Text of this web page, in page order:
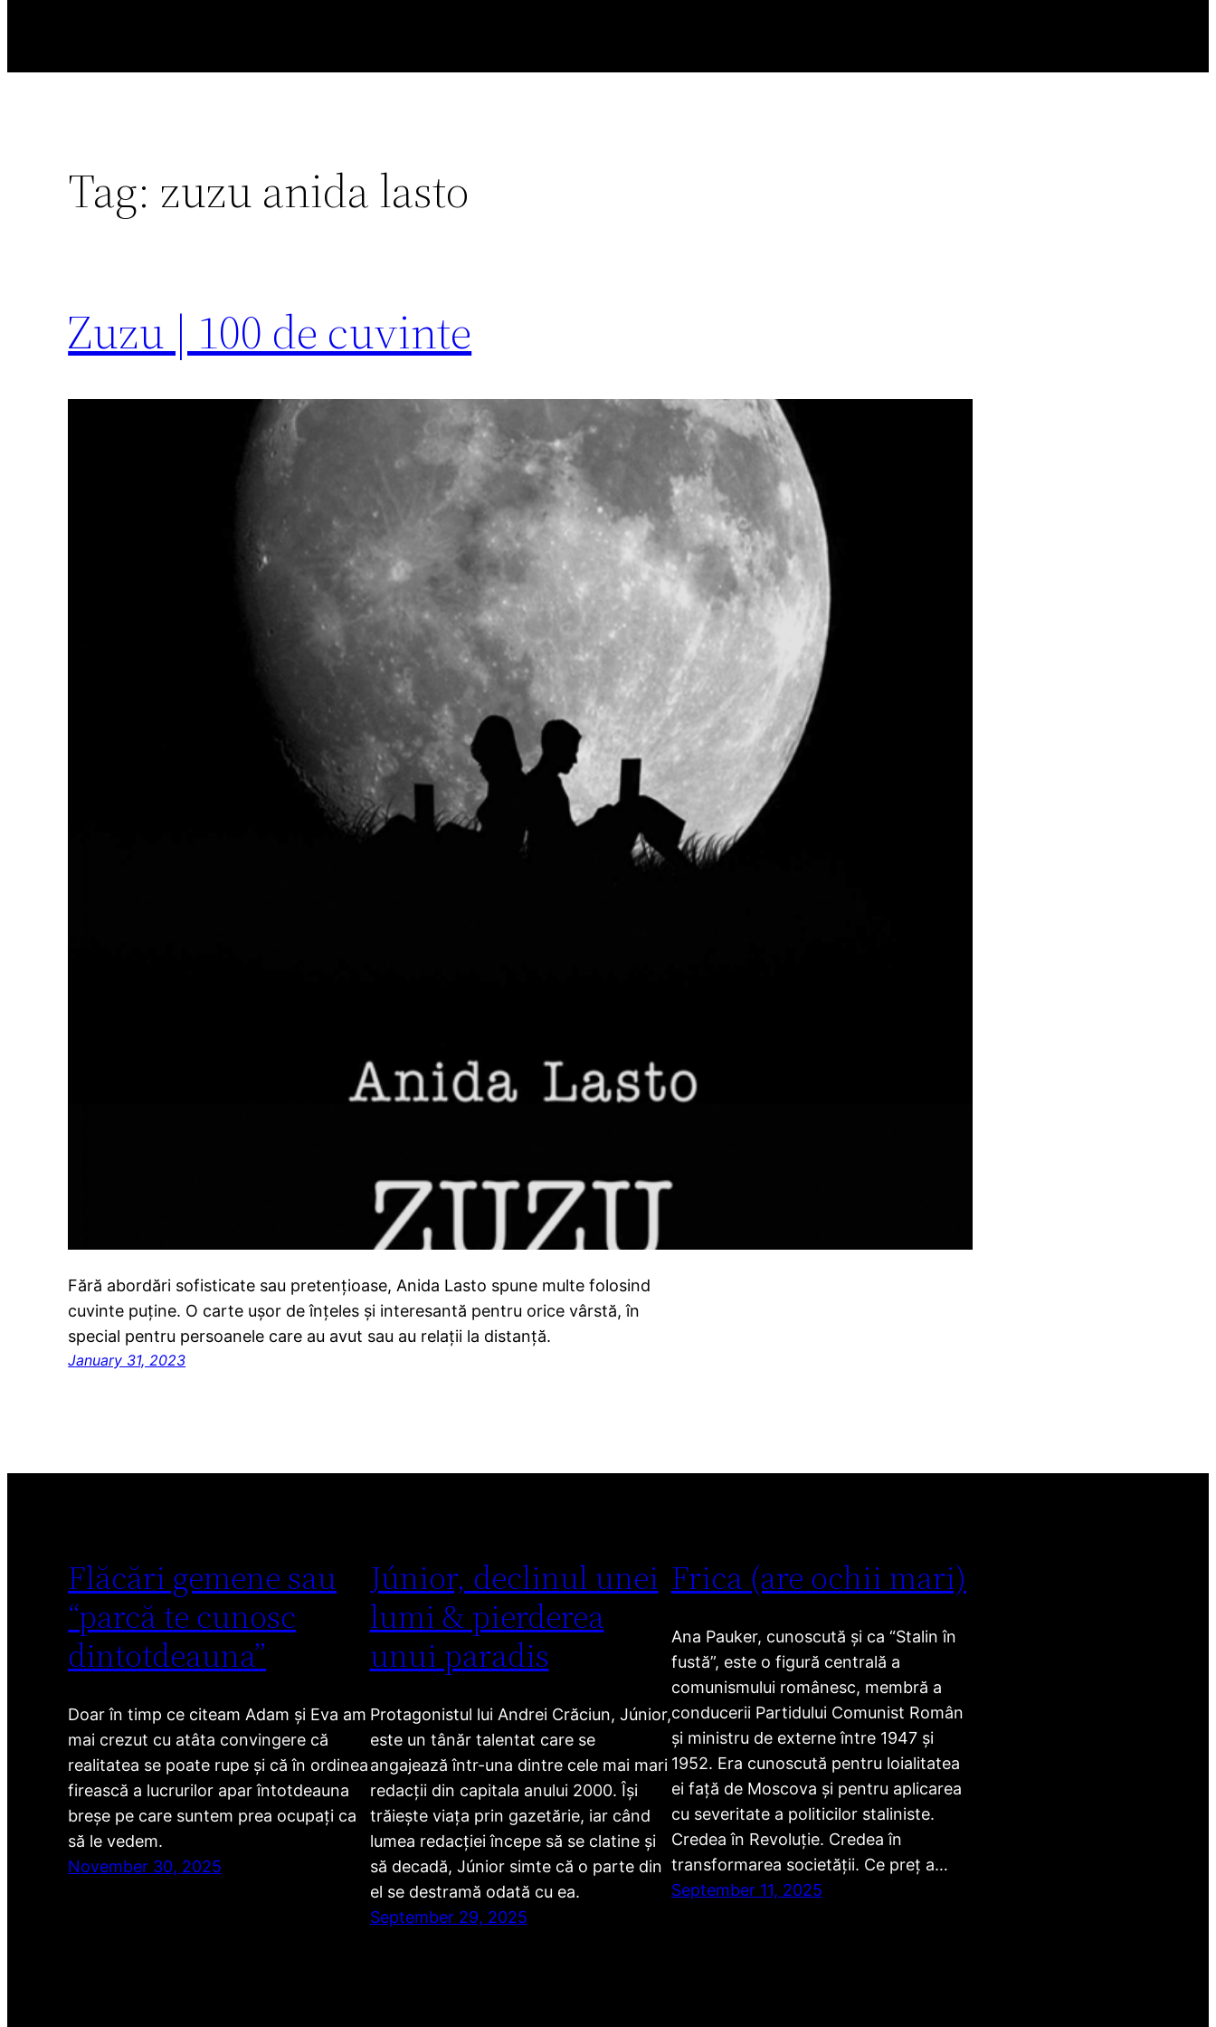
Tag: zuzu anida lasto
Zuzu | 100 de cuvinte
Fără abordări sofisticate sau pretențioase, Anida Lasto spune multe folosind
cuvinte puține. O carte ușor de înțeles și interesantă pentru orice vârstă, în
special pentru persoanele care au avut sau au relații la distanță.
January 31, 2023
Flăcări gemene sau
“parcă te cunosc
dintotdeauna”
Doar în timp ce citeam Adam și Eva am
mai crezut cu atâta convingere că
realitatea se poate rupe și că în ordinea
firească a lucrurilor apar întotdeauna
breșe pe care suntem prea ocupați ca
să le vedem.
November 30, 2025
Júnior, declinul unei
lumi & pierderea
unui paradis
Protagonistul lui Andrei Crăciun, Júnior,
este un tânăr talentat care se
angajează într-una dintre cele mai mari
redacții din capitala anului 2000. Își
trăiește viața prin gazetărie, iar când
lumea redacției începe să se clatine și
să decadă, Júnior simte că o parte din
el se destramă odată cu ea.
September 29, 2025
Frica (are ochii mari)
Ana Pauker, cunoscută și ca “Stalin în
fustă”, este o figură centrală a
comunismului românesc, membră a
conducerii Partidului Comunist Român
și ministru de externe între 1947 și
1952. Era cunoscută pentru loialitatea
ei față de Moscova și pentru aplicarea
cu severitate a politicilor staliniste.
Credea în Revoluție. Credea în
transformarea societății. Ce preț a…
September 11, 2025